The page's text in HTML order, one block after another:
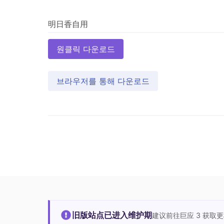
원클릭 다운로드
브라우저를 통해 다운로드
旧版站点已进入维护期建议前往巨应 3 获取更